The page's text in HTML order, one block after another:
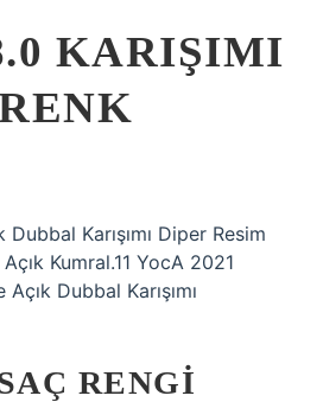
KARIŞIMI
Karışımı Diper Resim
Kumral.11 YocA 2021
Dubbal Karışımı
RENGI